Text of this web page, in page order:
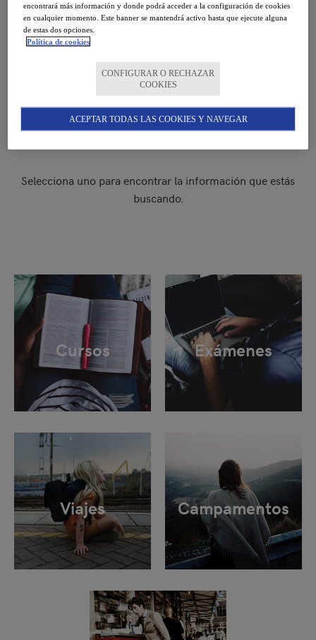
¿Qué quieres encontrar?
Selecciona uno para encontrar la información que estás
buscando.
Cursos Exámenes
Viajes Campamentos
encontrará más información y donde podrá acceder a la configuración de cookies
en cualquier momento. Este banner se mantendrá activo hasta que ejecute alguna
de estas dos opciones.
Política de cookies
CONFIGURAR O RECHAZAR
COOKIES
ACEPTAR TODAS LAS COOKIES Y NAVEGAR